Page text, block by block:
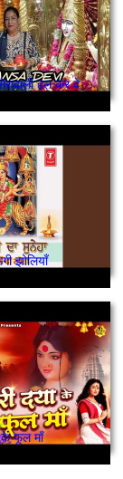
हल कर दे
झोलियाँ
के फूल माँ